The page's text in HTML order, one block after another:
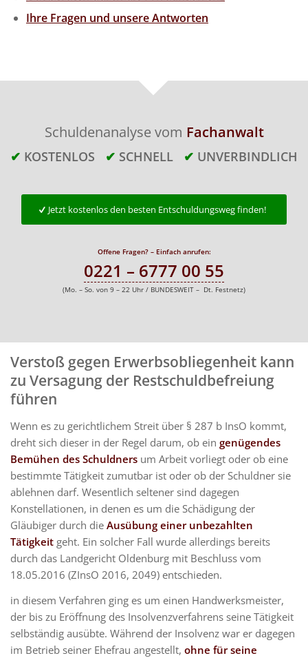
Ihre Fragen und unsere Antworten
Schuldenanalyse vom Fachanwalt
✔ KOSTENLOS ✔ SCHNELL ✔ UNVERBINDLICH
Jetzt kostenlos den besten Entschuldungsweg finden!
Offene Fragen? – Einfach anrufen:
0221 – 6777 00 55
(Mo. – So. von 9 – 22 Uhr / BUNDESWEIT – Dt. Festnetz)
Verstoß gegen Erwerbsobliegenheit kann
zu Versagung der Restschuldbefreiung
führen
Wenn es zu gerichtlichem Streit über § 287 b InsO kommt,
dreht sich dieser in der Regel darum, ob ein genügendes
Bemühen des Schuldners um Arbeit vorliegt oder ob eine
bestimmte Tätigkeit zumutbar ist oder ob der Schuldner sie
ablehnen darf. Wesentlich seltener sind dagegen
Konstellationen, in denen es um die Schädigung der
Gläubiger durch die Ausübung einer unbezahlten
Tätigkeit geht. Ein solcher Fall wurde allerdings bereits
durch das Landgericht Oldenburg mit Beschluss vom
18.05.2016 (ZInsO 2016, 2049) entschieden.
in diesem Verfahren ging es um einen Handwerksmeister,
der bis zu Eröffnung des Insolvenzverfahrens seine Tätigkeit
selbständig ausübte. Während der Insolvenz war er dagegen
im Betrieb seiner Ehefrau angestellt, ohne für seine